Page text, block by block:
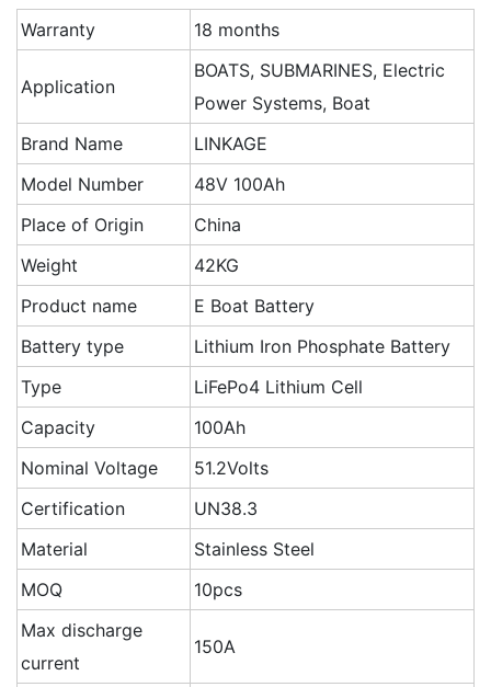
Warranty 18 months
Application
BOATS, SUBMARINES, Electric
Power Systems, Boat
Brand Name
LINKAGE
Model Number
48V 100Ah
Place of Origin
China
Weight
42KG
Product name
E Boat Battery
Battery type
Lithium Iron Phosphate Battery
Type
LiFePo4 Lithium Cell
Capacity
100Ah
Nominal Voltage
51.2Volts
Certification
UN38.3
Material
Stainless Steel
MOQ
10pcs
Max discharge
current
150A